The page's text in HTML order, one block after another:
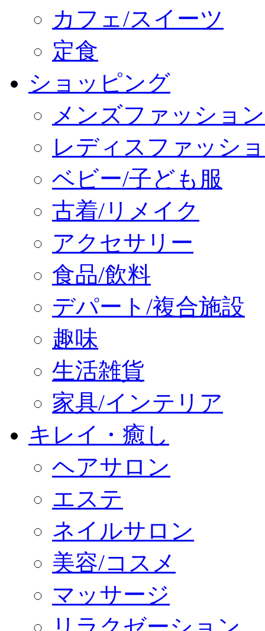
カフェ/スイーツ
定食
ショッピング
メンズファッション
レディスファッシ
ベビー/子ども服
古着/リメイク
アクセサリー
食品/飲料
デパート/複合施設
趣味
生活雑貨
家具/インテリア
キレイ・癒し
ヘアサロン
エステ
ネイルサロン
美容/コスメ
マッサージ